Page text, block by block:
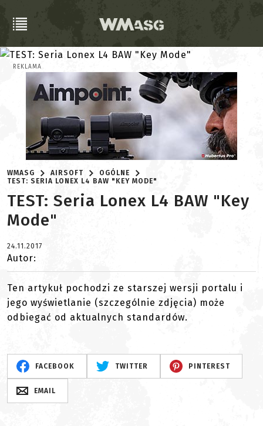
REKLAMA
WMASG AIRSOFT
OGÓLNE
TEST: SERIA LONEX L4 BAW "KEY MODE"
TEST: Seria Lonex L4 BAW "Key
Mode"
24.11.2017
Autor:
Ten artykuł pochodzi ze starszej wersji portalu i
jego wyświetlanie (szczególnie zdjęcia) może
odbiegać od aktualnych standardów.
FACEBOOK TWITTER PINTEREST
EMAIL